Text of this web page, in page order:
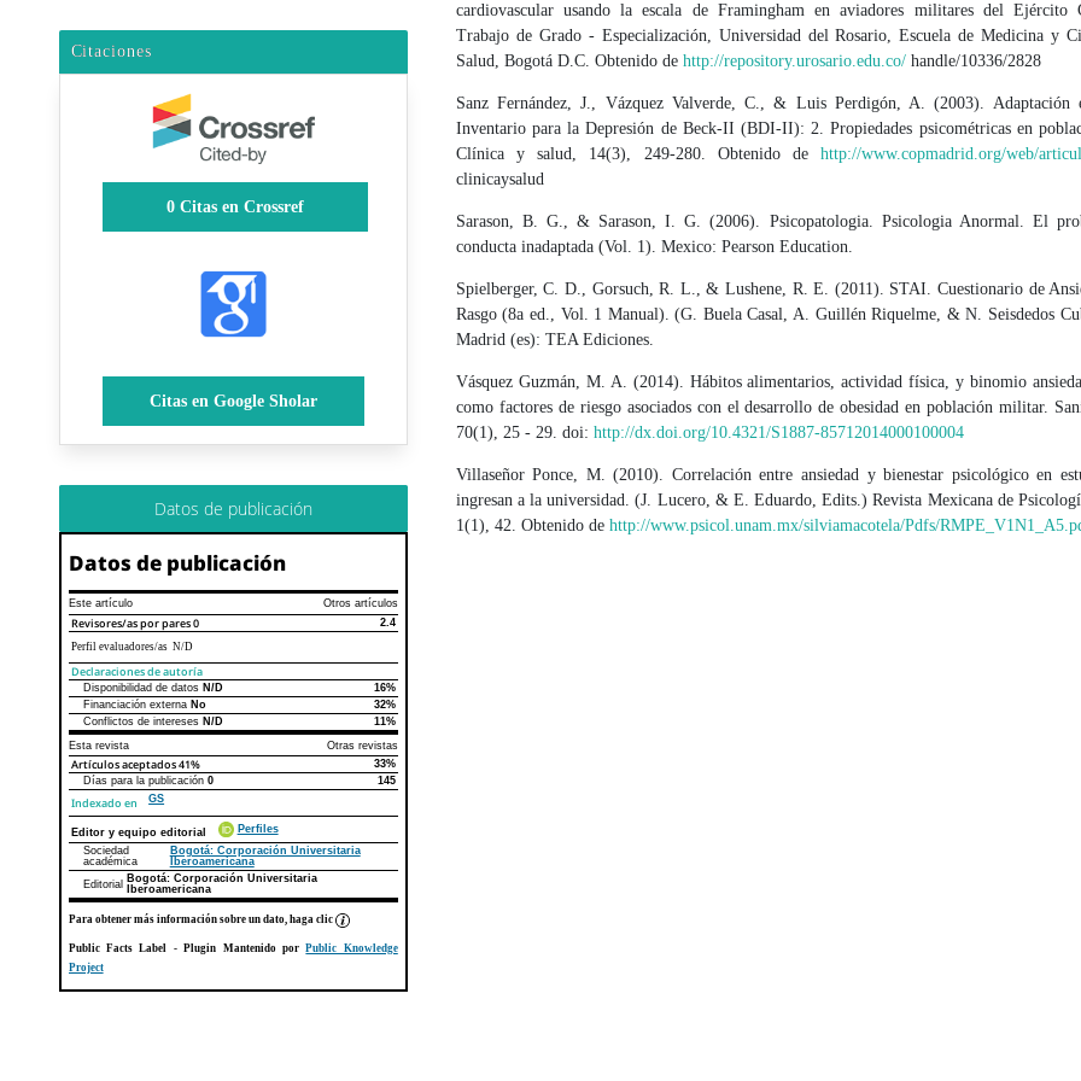
Citaciones
0Citas en Crossref
Citas en Google Sholar
Datos de publicación
Datos de publicación
Este artículo Otros artículos
Revisores/as por pares0
2.4
Perfil evaluadores/as N/D
Declaraciones de autoría
Declaraciones de autoríaEste artículo
Disponibilidad de datos N/D
16%
Financiación externa No
32%
Conflictos de intereses N/D
11%
Esta revista
Otras revistas
Artículos aceptados41%
33%
Días para la publicación 0 145
Indexado en GS
Editor y equipo editorial
Perfiles
Sociedad
académica
Bogotá: Corporación Universitaria
Iberoamericana
Editorial
Bogotá: Corporación Universitaria
Iberoamericana
Para obtener más información sobre un dato, haga clic
Public Facts Label - Plugin Mantenido porPublic Knowledge
Project
cardiovascular usando la escala de Framingham en aviadores militares del Ejército
Trabajo de Grado - Especialización, Universidad del Rosario, Escuela de Medicina y
Salud, Bogotá D.C. Obtenido de http://repository.urosario.edu.co/handle/10336/2828
Sanz Fernández, J., Vázquez Valverde, C., & Luis Perdigón, A. (2003). Adaptación
Inventario para la Depresión de Beck-II (BDI-II): 2. Propiedades psicométricas en
Clínica y salud, 14(3), 249-280. Obtenido dehttp://www.copmadrid.org/web/
clinicaysalud
Sarason, B. G., & Sarason, I. G. (2006). Psicopatologia. Psicologia Anormal. El
conducta inadaptada (Vol. 1). Mexico: Pearson Education.
Spielberger, C. D., Gorsuch, R. L., & Lushene, R. E. (2011). STAI. Cuestionario de
Rasgo (8a ed., Vol. 1 Manual). (G. Buela Casal, A. Guillén Riquelme, & N. Seisdedos
Madrid (es): TEA Ediciones.
Vásquez Guzmán, M. A. (2014). Hábitos alimentarios, actividad física, y binomio
como factores de riesgo asociados con el desarrollo de obesidad en población militar.
70(1), 25 - 29. doi: http://dx.doi.org/10.4321/S1887-85712014000100004
Villaseñor Ponce, M. (2010). Correlación entre ansiedad y bienestar psicológico en
ingresan a la universidad. (J. Lucero, & E. Eduardo, Edits.) Revista Mexicana de
1(1), 42. Obtenido de http://www.psicol.unam.mx/silviamacotela/Pdfs/